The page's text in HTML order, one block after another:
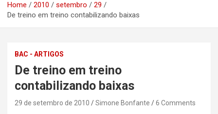
Home 2010 setembro
29
De treino em treino contabilizando baixas
BAC - ARTIGOS
De treino em treino
contabilizando baixas
29 de setembro de 2010 Simone Bonfante 6 Comments